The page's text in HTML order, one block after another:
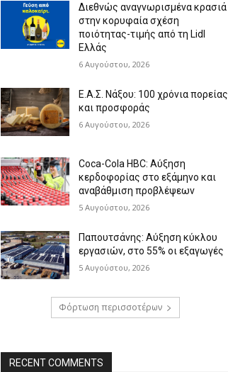
Διεθνώς αναγνωρισμένα κρασιά
στην κορυφαία σχέση
ποιότητας-τιμής από τη Lidl
Ελλάς
6 Αυγούστου, 2026
Ε.Α.Σ. Νάξου: 100 χρόνια πορείας
και προσφοράς
6 Αυγούστου, 2026
Coca-Cola HBC: Αύξηση
κερδοφορίας στο εξάμηνο και
αναβάθμιση προβλέψεων
5 Αυγούστου, 2026
Παπουτσάνης: Αύξηση κύκλου
εργασιών, στο 55% οι εξαγωγές
5 Αυγούστου, 2026
Φόρτωση περισσοτέρων
RECENT COMMENTS